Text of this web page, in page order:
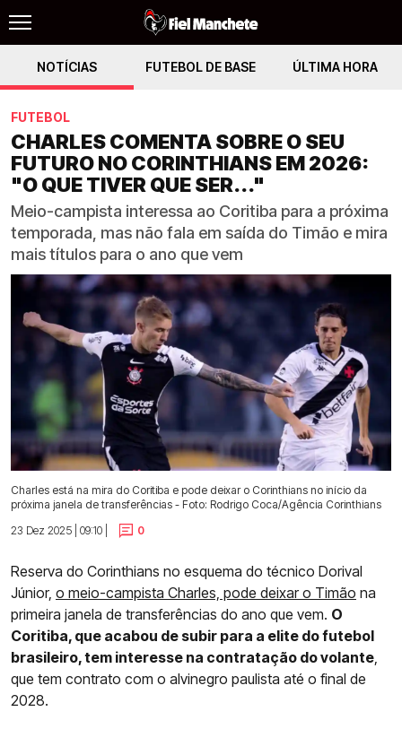
NOTÍCIAS FUTEBOL DE BASE ÚLTIMA HORA
FUTEBOL
CHARLES COMENTA SOBRE O SEU
FUTURO NO CORINTHIANS EM 2026:
"O QUE TIVER QUE SER..."
Meio-campista interessa ao Coritiba para a próxima
temporada, mas não fala em saída do Timão e mira
mais títulos para o ano que vem
Charles está na mira do Coritiba e pode deixar o Corinthians no início da
próxima janela de transferências - Foto: Rodrigo Coca/Agência Corinthians
23 Dez 2025 | 09:10 |
0
Reserva do Corinthians no esquema do técnico Dorival
Júnior, o meio-campista Charles, pode deixar o Timão na
primeira janela de transferências do ano que vem. O
Coritiba, que acabou de subir para a elite do futebol
brasileiro, tem interesse na contratação do volante,
que tem contrato com o alvinegro paulista até o final de
2028.